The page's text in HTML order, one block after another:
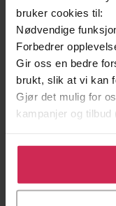
bruker cookies til:
Nødvendige
Forbedrer
Gir oss en bedre
brukt, slik at vi kan
Gjør det mulig for
kampanjer og
Klikk på «Godta
bruke cookies for
tilpasse ditt
Skipet med det
Kurt Aust
Undertittel
Forfattere